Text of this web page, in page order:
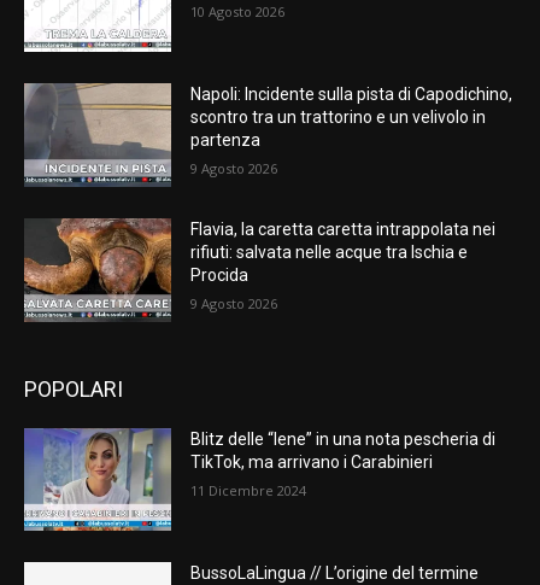
10 Agosto 2026
Napoli: Incidente sulla pista di Capodichino,
scontro tra un trattorino e un velivolo in
partenza
9 Agosto 2026
Flavia, la caretta caretta intrappolata nei
rifiuti: salvata nelle acque tra Ischia e
Procida
9 Agosto 2026
POPOLARI
Blitz delle “Iene” in una nota pescheria di
TikTok, ma arrivano i Carabinieri
11 Dicembre 2024
BussoLaLingua // L’origine del termine